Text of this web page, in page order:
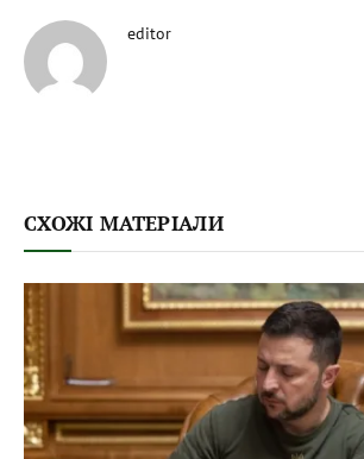
editor
СХОЖІ МАТЕРІАЛИ